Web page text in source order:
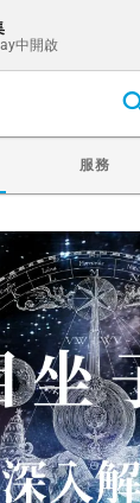
中開啟
服務